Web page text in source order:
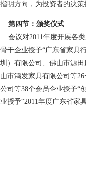
指明方向，为投资者的决策
第四节：颁奖仪式
会议对2011年度开展各类
骨干企业授予“广东省家具
圳）有限公司、佛山市源
山市鸿发家具有限公司等
公司等38个会员企业授予“
业授予“2011年度广东省家